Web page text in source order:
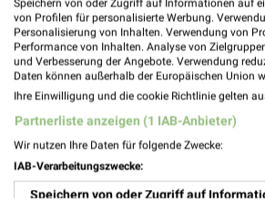
Speichern von oder Zugriff auf Informationen auf
von Profilen für personalisierte Werbung.
Personalisierung von Inhalten. Verwendung von
Performance von Inhalten. Analyse von
und Verbesserung der Angebote. Verwendung
Daten können außerhalb der Europäischen Union
Ihre Einwilligung und die cookie Richtlinie gelten
Partnerliste anzeigen (1 IAB-Anbieter)
Wir nutzen Ihre Daten für folgende Zwecke:
IAB-Verarbeitungszwecke:
Speichern von oder Zugriff auf